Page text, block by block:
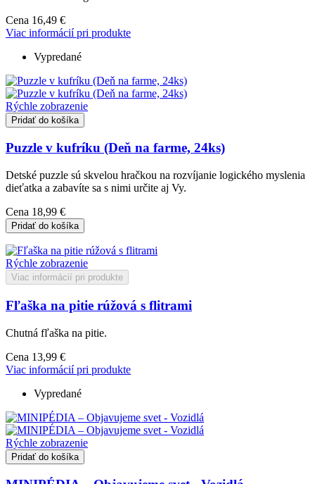
Cena 16,49 €
Viac informácií pri produkte
Vypredané
Rýchle zobrazenie
Pridať do košíka
Puzzle v kufríku (Deň na farme, 24ks)
Detské puzzle sú skvelou hračkou na rozvíjanie logického myslenia
dieťatka a zabavíte sa s nimi určite aj Vy.
Cena 18,99 €
Pridať do košíka
Rýchle zobrazenie
Viac informácií pri produkte
Fľaška na pitie rúžová s flitrami
Chutná fľaška na pitie.
Cena 13,99 €
Viac informácií pri produkte
Vypredané
Rýchle zobrazenie
Pridať do košíka